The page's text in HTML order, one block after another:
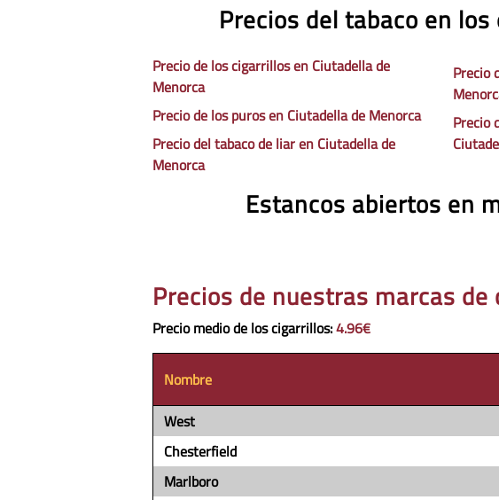
Precios del tabaco en
Precio de los cigarrillos en Ciutadella de
Menorca
Precio de los puros en Ciutadella de Menorca
Precio del tabaco de liar en Ciutadella de
Menorca
Precio
Precio
Estancos abiertos en
Precios de nuestras marcas
Precio medio de los cigarrillos:4.96€
Nombre
West
Chesterfield
Marlboro